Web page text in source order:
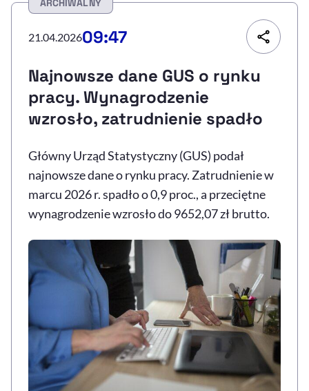
Sprawdź, jak i dlaczego zwiększamy dostępność, otwiera się w nowym
Deklaracja dostępności , otwiera się w nowym oknie
Zgłoś problem
, otwiera się w
ARCHIWALNY
21.04.202609:47
Najnowsze dane GUS o rynku
pracy. Wynagrodzenie
wzrosło, zatrudnienie spadło
Główny Urząd Statystyczny (GUS) podał
najnowsze dane o rynku pracy. Zatrudnienie w
marcu 2026 r. spadło o 0,9 proc., a przeciętne
wynagrodzenie wzrosło do 9652,07 zł brutto.